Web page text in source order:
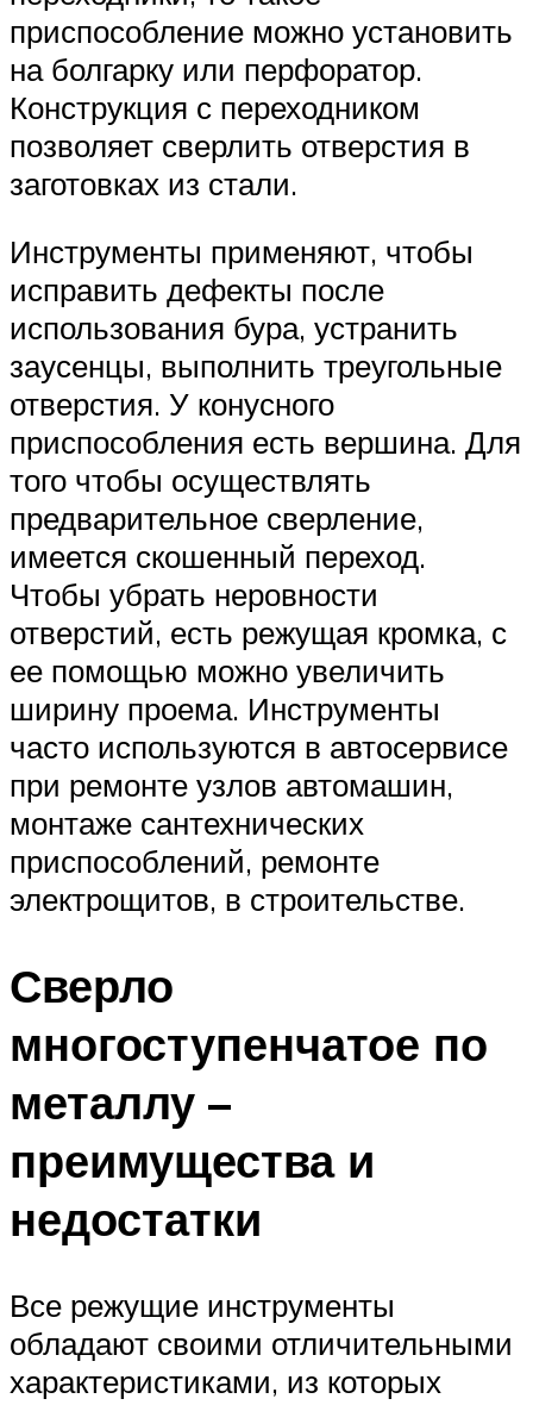
приспособление можно установить
на болгарку или перфоратор.
Конструкция с переходником
позволяет сверлить отверстия в
заготовках из стали.
Инструменты применяют, чтобы
исправить дефекты после
использования бура, устранить
заусенцы, выполнить треугольные
отверстия. У конусного
приспособления есть вершина. Для
того чтобы осуществлять
предварительное сверление,
имеется скошенный переход.
Чтобы убрать неровности
отверстий, есть режущая кромка, с
ее помощью можно увеличить
ширину проема. Инструменты
часто используются в автосервисе
при ремонте узлов автомашин,
монтаже сантехнических
приспособлений, ремонте
электрощитов, в строительстве.
Сверло
многоступенчатое по
металлу –
преимущества и
недостатки
Все режущие инструменты
обладают своими отличительными
характеристиками, из которых